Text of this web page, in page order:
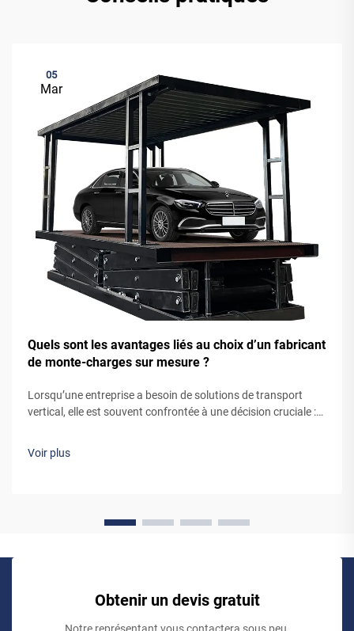
05
Mar
Quels sont les avantages liés au choix d’un fabricant
de monte-charges sur mesure ?
Lorsqu’une entreprise a besoin de solutions de transport
vertical, elle est souvent confrontée à une décision cruciale :
monte-charges. Bien que les monte-charges préconçus
Voir plus
Obtenir un devis gratuit